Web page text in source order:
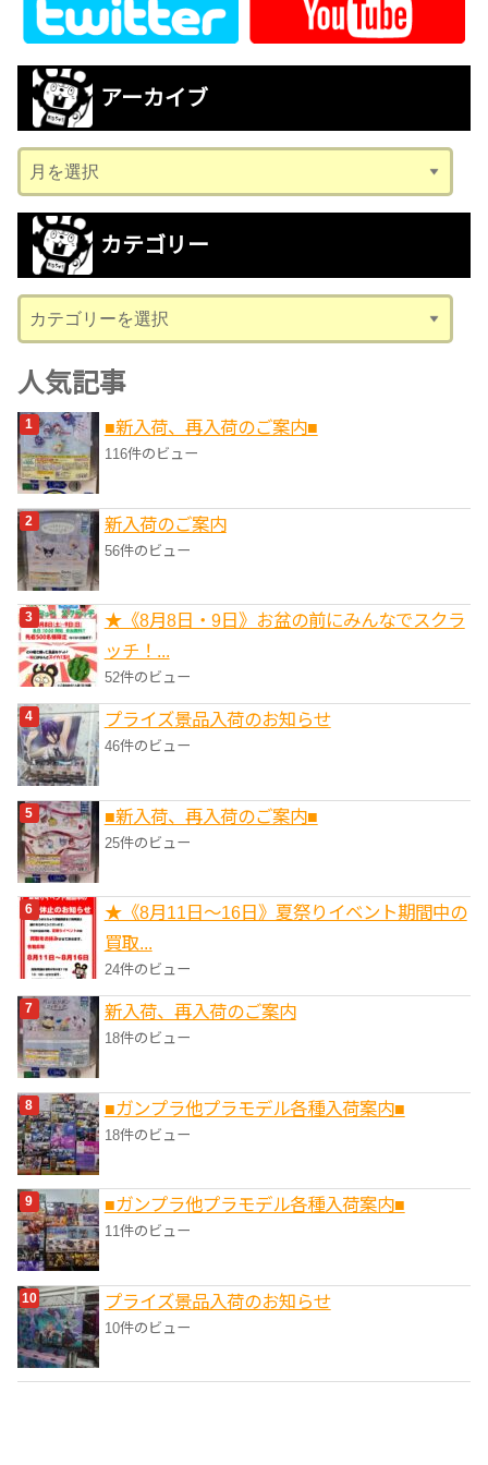
アーカイブ
ー
カ
ブ
カテゴリー
テ
ゴ
リ
ー
人気記事
■新入荷、再入荷のご案内■
116件のビュー
新入荷のご案内
56件のビュー
★《8月8日・9日》お盆の前にみんなでスクラ
ッチ！...
52件のビュー
プライズ景品入荷のお知らせ
46件のビュー
■新入荷、再入荷のご案内■
25件のビュー
★《8月11日～16日》夏祭りイベント期間中の
買取...
24件のビュー
新入荷、再入荷のご案内
18件のビュー
■ガンプラ他プラモデル各種入荷案内■
18件のビュー
■ガンプラ他プラモデル各種入荷案内■
11件のビュー
プライズ景品入荷のお知らせ
10件のビュー